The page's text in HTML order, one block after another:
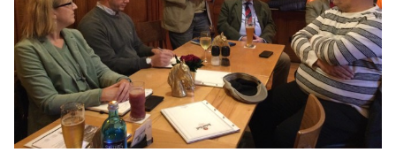
ZIELE
Redebeiträge
Anträge CDU
Kleine Anfragen
CDU Deutschland